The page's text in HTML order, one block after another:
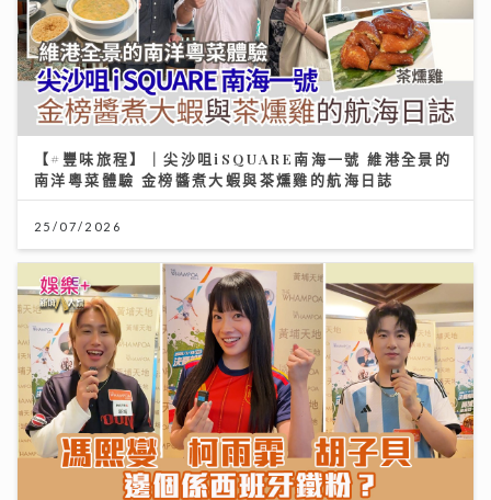
【#豐味旅程】｜尖沙咀iSQUARE南海一號 維港全景的
南洋粵菜體驗 金榜醬煮大蝦與茶燻雞的航海日誌
25/07/2026